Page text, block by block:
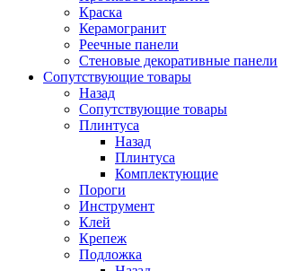
Краска
Керамогранит
Реечные панели
Стеновые декоративные панели
Сопутствующие товары
Назад
Сопутствующие товары
Плинтуса
Назад
Плинтуса
Комплектующие
Пороги
Инструмент
Клей
Крепеж
Подложка